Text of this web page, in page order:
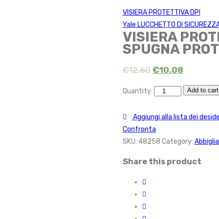
VISIERA PROTETTIVA DPI
Yale LUCCHETTO DI
VISIERA
SPUGNA
€12.60 €10.08
Quantity: Add to cart
Aggiungi alla lista dei
Confronta
SKU: 48258 Category:
Share this product